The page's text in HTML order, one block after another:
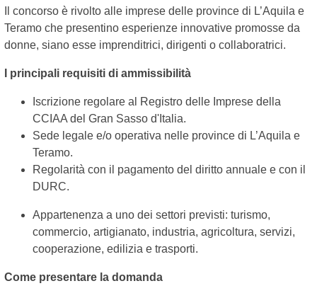
Il concorso è rivolto alle imprese delle province di L’Aquila e
Teramo che presentino esperienze innovative promosse da
donne, siano esse imprenditrici, dirigenti o collaboratrici.
I principali requisiti di ammissibilità
Iscrizione regolare al Registro delle Imprese della
CCIAA del Gran Sasso d'Italia.
Sede legale e/o operativa nelle province di L’Aquila e
Teramo.
Regolarità con il pagamento del diritto annuale e con il
DURC.
Appartenenza a uno dei settori previsti: turismo,
commercio, artigianato, industria, agricoltura, servizi,
cooperazione, edilizia e trasporti.
Come presentare la domanda